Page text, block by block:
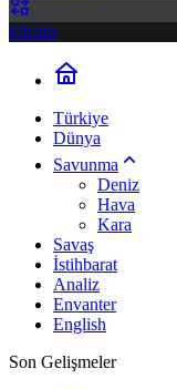
Fikstür
Türkiye
Dünya
Savunma
Deniz
Hava
Kara
Savaş
İstihbarat
Analiz
Envanter
English
Son Gelişmeler